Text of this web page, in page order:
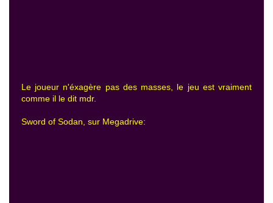
Le joueur n'éxagère pas des masses, le jeu est vraiment
comme il le dit mdr.
Sword of Sodan, sur Megadrive: